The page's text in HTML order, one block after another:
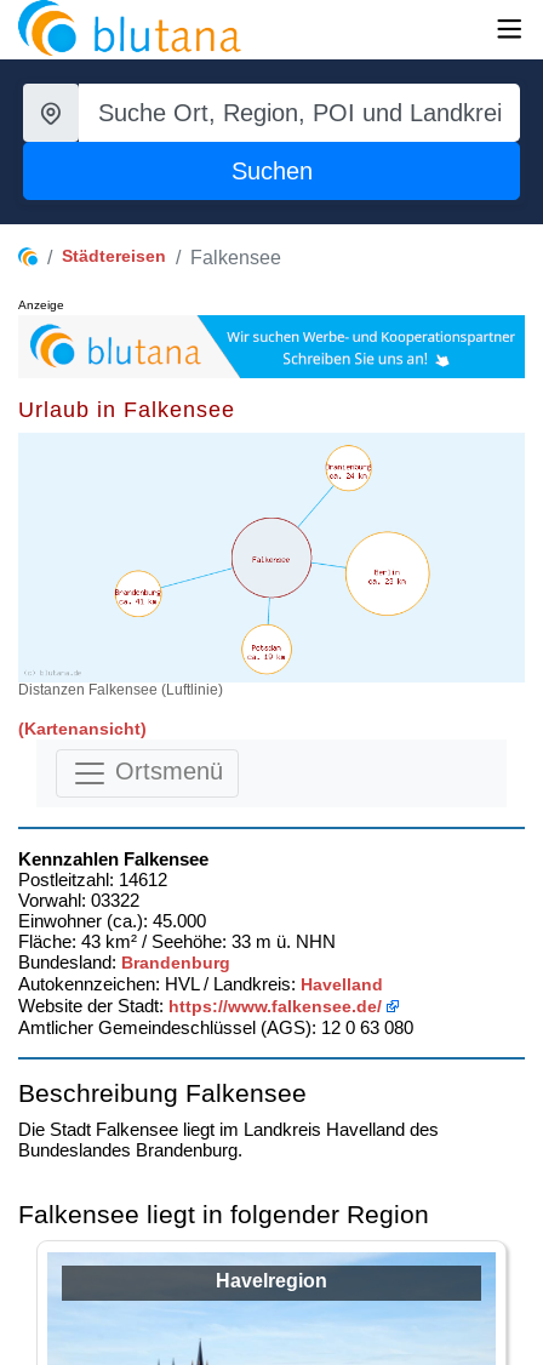
Suchen
Städtereisen Falkensee
Anzeige
Urlaub in Falkensee
Distanzen Falkensee (Luftlinie)
(Kartenansicht)
Ortsmenü
Kennzahlen Falkensee
Postleitzahl: 14612
Vorwahl: 03322
Einwohner (ca.): 45.000
Fläche: 43 km² / Seehöhe: 33 m ü. NHN
Bundesland: Brandenburg
Autokennzeichen: HVL / Landkreis: Havelland
Website der Stadt: https://www.falkensee.de/
Amtlicher Gemeindeschlüssel (AGS): 12 0 63 080
Beschreibung Falkensee
Die Stadt Falkensee liegt im Landkreis Havelland des
Bundeslandes Brandenburg.
Falkensee liegt in folgender Region
Havelregion